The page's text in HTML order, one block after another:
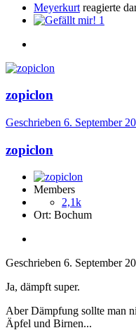
Meyerkurt reagierte
1
zopiclon
Geschrieben 6. September
zopiclon
Members
2,1k
Ort: Bochum
Geschrieben 6. September
Ja, dämpft super.
Aber Dämpfung sollte man
Äpfel und Birnen...